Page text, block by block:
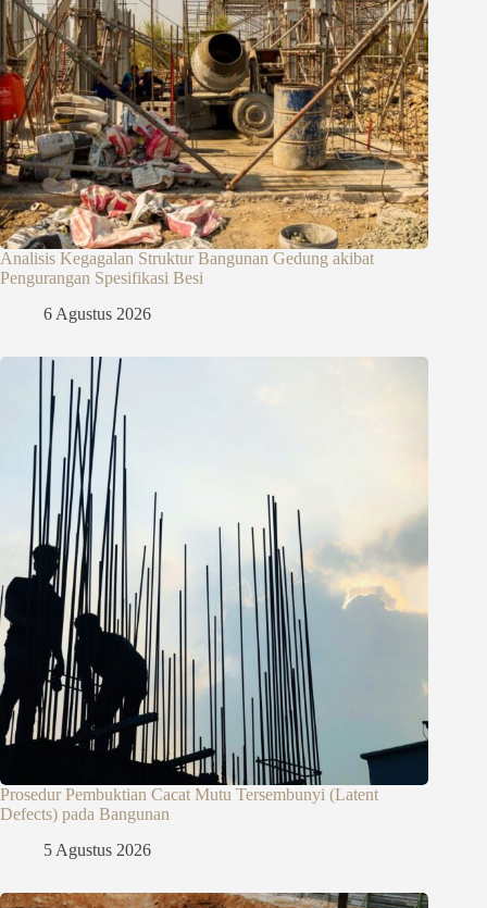
Analisis Kegagalan Struktur Bangunan Gedung akibat
Pengurangan Spesifikasi Besi
6 Agustus 2026
Prosedur Pembuktian Cacat Mutu Tersembunyi (Latent
Defects) pada Bangunan
5 Agustus 2026